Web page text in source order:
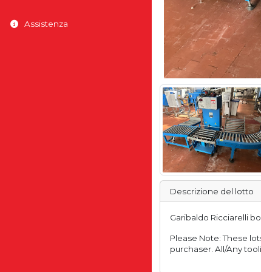
Assistenza
Descrizione del lotto
Garibaldo Ricciarelli
Please Note: These
purchaser. All/Any